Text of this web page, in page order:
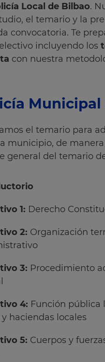
Local de Bilbao.
el temario y la
convocatoria. Te
incluyendo los
con nuestra
Municipal
el temario para
municipio, de
general del temario
1: Derecho
2: Organización
3: Procedimiento
4: Función pública
haciendas locales
5: Cuerpos y